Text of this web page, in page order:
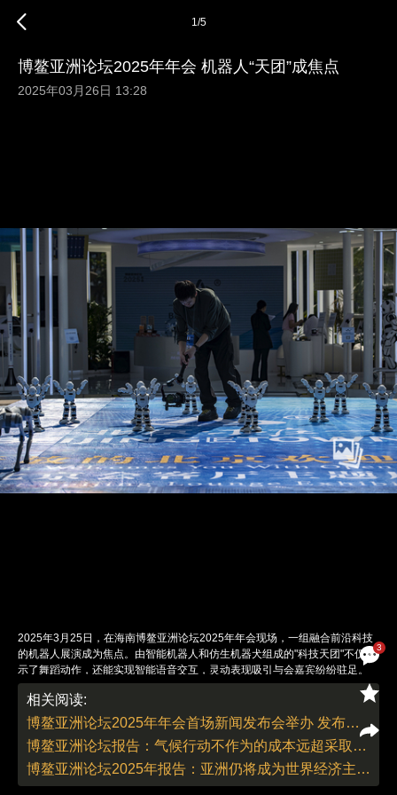
3
1/5
博鳌亚洲论坛2025年年会 机器人“天团”成焦点
2025年03月26日 13:28
2025年3月25日，在海南博鳌亚洲论坛2025年年会现场，一组融合前沿科技
的机器人展演成为焦点。由智能机器人和仿生机器犬组成的"科技天团"不仅展
示了舞蹈动作，还能实现智能语音交互，灵动表现吸引与会嘉宾纷纷驻足。
图：视觉中国
责任编辑：翁倩 董德 | 版面编辑：翁倩
相关阅读:
博鳌亚洲论坛2025年年会首场新闻发布会举办 发布两份旗舰报告
博鳌亚洲论坛报告：气候行动不作为的成本远超采取行动
博鳌亚洲论坛2025年报告：亚洲仍将成为世界经济主要引擎